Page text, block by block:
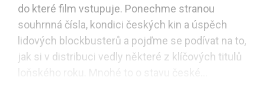
do které film vstupuje. Ponechme stranou
souhrnná čísla, kondici českých kin a úspěch
lidových blockbusterů a pojďme se podívat na to,
jak si v distribuci vedly některé z klíčových titulů